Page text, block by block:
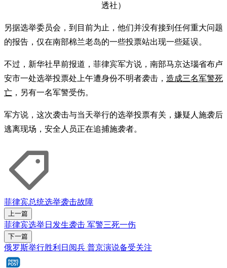
透社）
另据选举委员会，到目前为止，他们并没有接到任何重大问题
的报告，仅在南部棉兰老岛的一些投票站出现一些延误。
不过，新华社早前报道，菲律宾军方说，南部马京达瑙省布卢
安市一处选举投票处上午遭身份不明者袭击， 造成三名军警死
亡 ，另有一名军警受伤。
军方说，这次袭击与当天举行的选举投票有关，嫌疑人施袭后
逃离现场，安全人员正在追捕施袭者。
菲律宾总统选举袭击故障
上一篇
菲律宾选举日发生袭击 军警三死一伤
下一篇
俄罗斯举行胜利日阅兵 普京演说备受关注